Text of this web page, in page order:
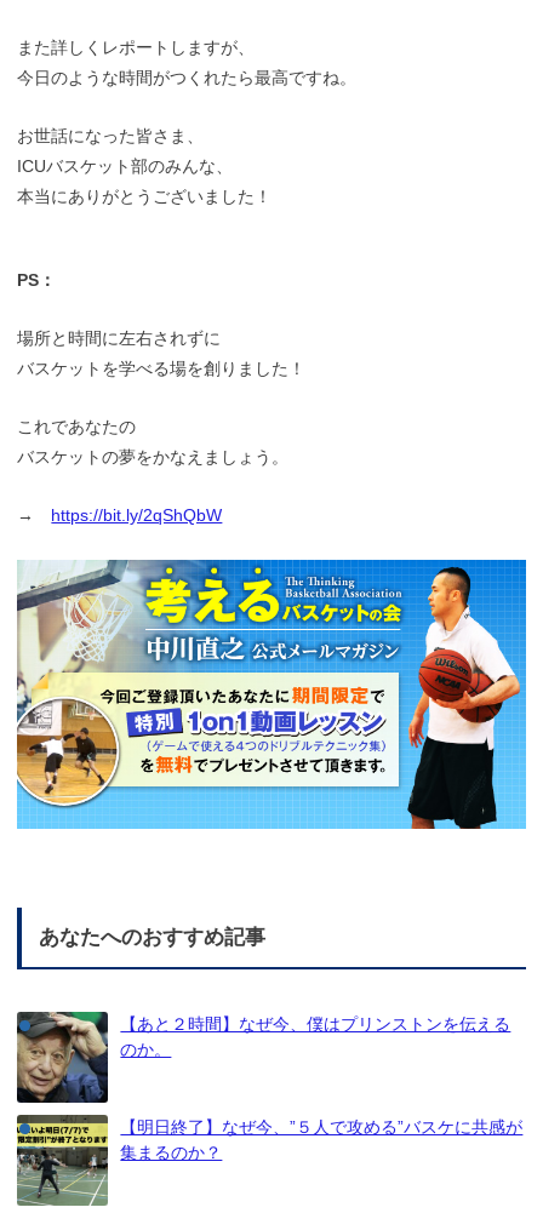
また詳しくレポートしますが、
今日のような時間がつくれたら最高ですね。
お世話になった皆さま、
ICUバスケット部のみんな、
本当にありがとうございました！
PS：
場所と時間に左右されずに
バスケットを学べる場を創りました！
これであなたの
バスケットの夢をかなえましょう。
→ https://bit.ly/2qShQbW
あなたへのおすすめ記事
【あと２時間】なぜ今、僕はプリンストンを伝える
のか。
【明日終了】なぜ今、”５人で攻める”バスケに共感が
集まるのか？